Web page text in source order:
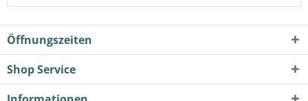
Öffnungszeiten
Shop Service